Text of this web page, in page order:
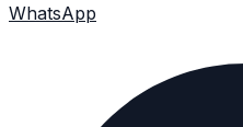
WhatsApp